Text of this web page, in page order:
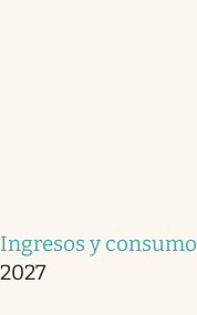
Ingresos y consumo
2027